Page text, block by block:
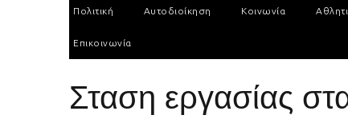
Πολιτική Αυτοδιοίκηση Κοινωνία
Επικοινωνία
Σταση εργασίας